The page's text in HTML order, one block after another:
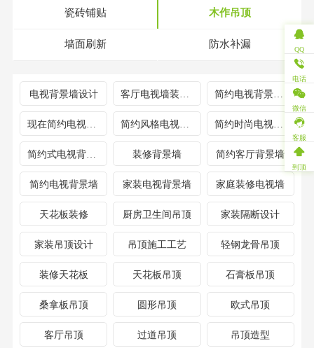
瓷砖铺贴 木作吊顶
墙面刷新 防水补漏
电视背景墙设计 简约电视背景墙设计
现在简约电视背景墙 简约时尚电视背景墙
简约式电视背景墙 装修背景墙 简约客厅背景墙
简约电视背景墙 家装电视背景墙 家庭装修电视墙
天花板装修 厨房卫生间吊顶 家装隔断设计
家装吊顶设计 吊顶施工工艺 轻钢龙骨吊顶
装修天花板 天花板吊顶 石膏板吊顶
桑拿板吊顶 圆形吊顶 欧式吊顶
客厅吊顶 过道吊顶 吊顶造型
QQ
电话
微信
客服
到顶